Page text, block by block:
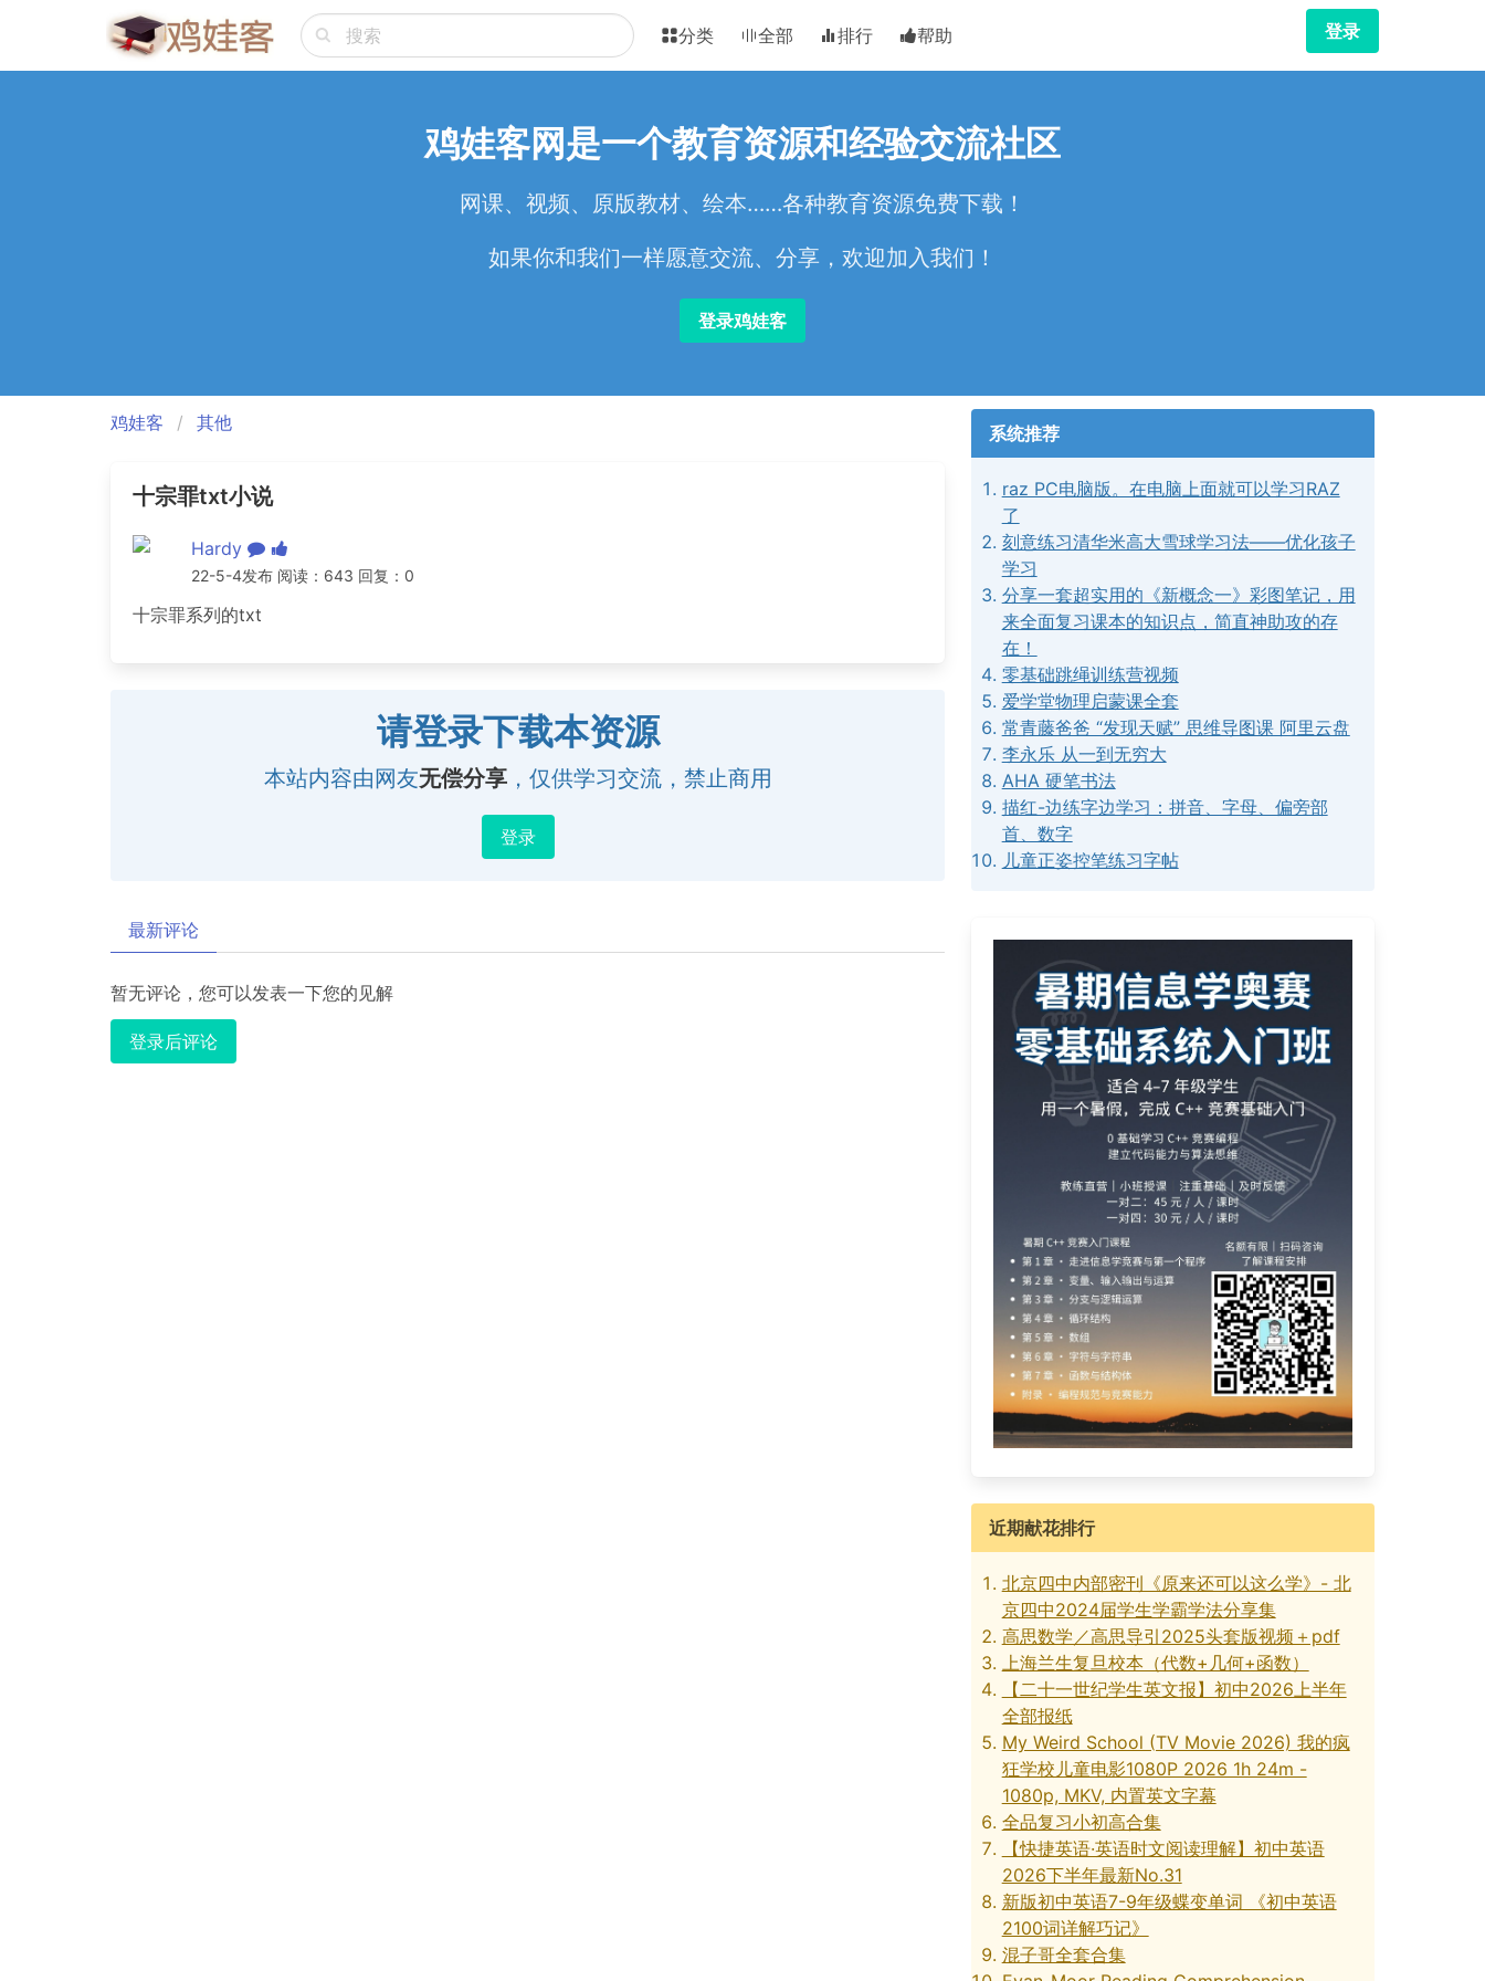
分类 全部 排行 帮助 登录
鸡娃客网是一个教育资源和经验交流社区
网课、视频、原版教材、绘本……各种教育资源免费下载！
如果你和我们一样愿意交流、分享，欢迎加入我们！
登录鸡娃客
鸡娃客 其他
十宗罪txt小说
Hardy
22-5-4发布 阅读：643 回复：0
十宗罪系列的txt
请登录下载本资源
本站内容由网友无偿分享 ，仅供学习交流，禁止商用
登录
最新评论
暂无评论，您可以发表一下您的见解
登录后评论
系统推荐
raz PC电脑版。在电脑上面就可以学习RAZ
了
刻意练习清华米高大雪球学习法——优化孩子
学习
分享一套超实用的《新概念一》彩图笔记，用
来全面复习课本的知识点，简直神助攻的存
在！
零基础跳绳训练营视频
爱学堂物理启蒙课全套
常青藤爸爸 “发现天赋” 思维导图课 阿里云盘
李永乐 从一到无穷大
AHA 硬笔书法
描红-边练字边学习：拼音、字母、偏旁部
首、数字
儿童正姿控笔练习字帖
近期献花排行
北京四中内部密刊《原来还可以这么学》- 北
京四中2024届学生学霸学法分享集
高思数学／高思导引2025头套版视频＋pdf
上海兰生复旦校本（代数+几何+函数）
【二十一世纪学生英文报】初中2026上半年
全部报纸
My Weird School (TV Movie 2026) 我的疯
狂学校儿童电影1080P 2026 1h 24m -
1080p, MKV, 内置英文字幕
全品复习小初高合集
【快捷英语·英语时文阅读理解】初中英语
2026下半年最新No.31
新版初中英语7-9年级蝶变单词 《初中英语
2100词详解巧记》
混子哥全套合集